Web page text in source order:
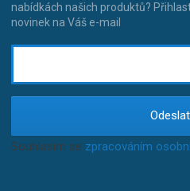
nabídkách našich produktů?
novinek na Váš e-mail
Odeslat
Souhlasím se zpracováním